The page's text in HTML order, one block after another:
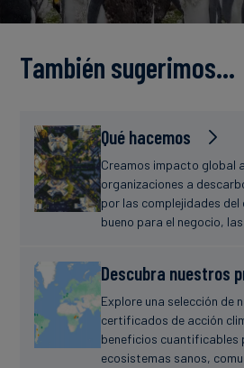
También sugerimos…
Qué hacemos
Creamos impacto global
organizaciones a
por las complejidades del
bueno para el negocio,
Descubra nuestros
Explore una selección de
certificados de acción
beneficios cuantificables
ecosistemas sanos,